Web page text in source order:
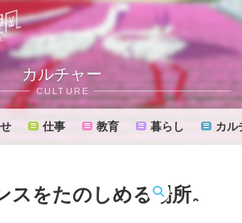
カルチャー
CULTURE
仕事 教育 暮らし カル
スをたのしめる場所。